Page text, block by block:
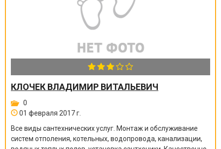
КЛОЧЕК ВЛАДИМИР ВИТАЛЬЕВИЧ
0
01 февраля 2017 г.
Все виды сантехнических услуг. Монтаж и обслуживание
систем отполения, котельных, водопровода, канализации,